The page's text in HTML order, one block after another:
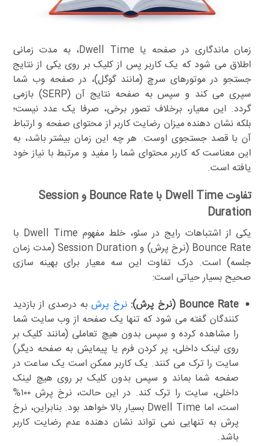
زمان ماندگاری در صفحه یا Dwell Time، به مدت زمانی
اطلاق می شود که یک کاربر پس از کلیک بر روی یکی از نتایج
جستجو در موتورهای سرچ (مانند گوگل)، در صفحه وب شما
سپری می کند و سپس به صفحه نتایج آن (SERP) بازمی
گردد. این معیار، برخلاف تصور برخی، صرفا یک عدد نیست؛
بلکه نشان دهنده میزان رضایت کاربر از محتوای صفحه و ارتباط
آن با قصد جستجوی اوست. هر چه این زمان بیشتر باشد، به
این معناست که کاربر محتوای شما را مفید و مرتبط با نیاز خود
یافته است.
تفاوت Dwell Time با Bounce Rate و Session
Duration
یکی از اشتباهات رایج در سئو، خلط مفهوم Dwell Time با
Bounce Rate (نرخ پرش) و Session Duration (مدت زمان
جلسه) است. درک تفاوت این سه معیار برای بهینه سازی
صحیح بسیار حیاتی است:
Bounce Rate (نرخ پرش):
نرخ پرشبه درصدی از بازدید
کنندگان گفته می شود که تنها یک صفحه از وب سایت شما
را مشاهده کرده و سپس بدون هیچ تعاملی (مانند کلیک بر
روی لینک داخلی، پر کردن فرم یا پیمایش به صفحه دیگر)
سایت را ترک می کنند. یک کاربر ممکن است یک ساعت در
صفحه شما بماند و سپس بدون کلیک بر روی هیچ لینک
داخلی، سایت را ترک کند. در این حالت، نرخ پرش ۱۰۰%
است، اما Dwell Time بسیار بالا خواهد بود. بنابراین، نرخ
پرش به تنهایی نمی تواند نشان دهنده عدم رضایت کاربر
باشد.